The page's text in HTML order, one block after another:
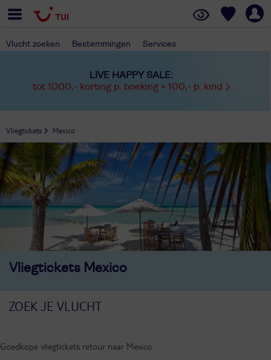
Vlucht zoeken Bestemmingen Services
LIVE HAPPY SALE:
tot 1000,- korting p. boeking + 100,- p. kind
Vliegtickets Mexico
Vliegtickets Mexico
Goedkope vliegtickets retour naar Mexico